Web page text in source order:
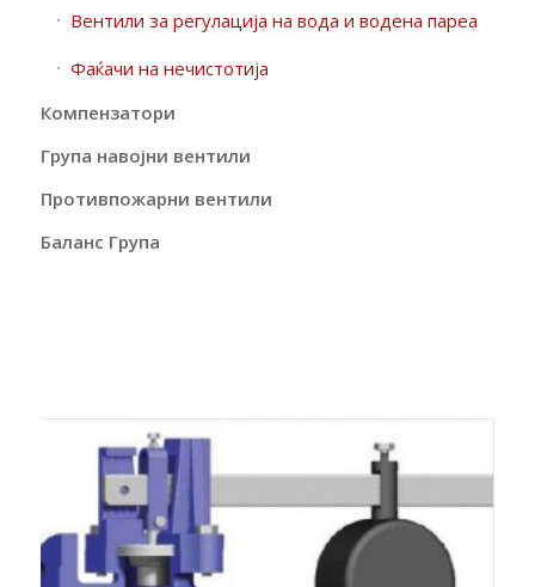
Вентили за регулација на вода и водена пареа
Фаќачи на нечистотија
Компензатори
Група навојни вентили
Противпожарни вентили
Баланс Група